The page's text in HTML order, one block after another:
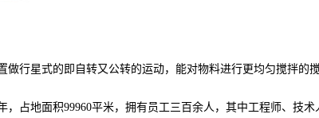
行星式的即自转又公转的运动，能对物料进行更均匀搅拌的
占地面积99960平米，拥有员工三百余人，其中工程师、技